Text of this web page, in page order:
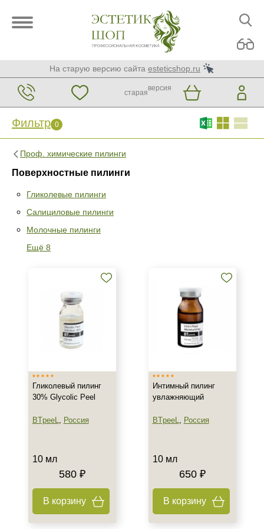
На старую версию сайта esteticshop.ru
старая
версия
Фильтр 0
Проф. химические пилинги
Поверхностные пилинги
Гликолевые пилинги
Салициловые пилинги
Молочные пилинги
Ещё 8
Фильтр 0
Салициловые пилинги
Молочные пилинги
ARDEMI
BIOTIME
Показать еще
Страна
Испания
Тип товара
Гликолевый пилинг
30% Glycolic Peel
BTpeeL, Россия
10 мл
580 ₽
В корзину
Интимный пилинг
увлажняющий
BTpeeL, Россия
10 мл
650 ₽
В корзину